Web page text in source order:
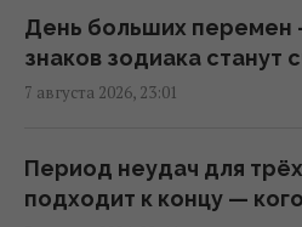
США сделали
экспорту украинского
День больших перемен
знаков зодиака станут
7 августа 2026, 23:01
Период неудач для
подходит к концу —